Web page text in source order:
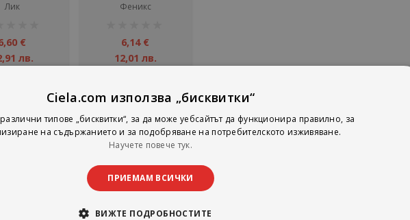
Лик
€
лв.
Феникс
6,14 €
12,01 лв.
Покажи
Ciela.com използва „бисквитки“
типове „бисквитки“, за да може уебсайтът да функционира правилно, за
на съдържанието и за подобряване на потребителското изживяване.
Научете повече тук.
ПРИЕМАМ ВСИЧКИ
ВИЖТЕ ПОДРОБНОСТИТЕ